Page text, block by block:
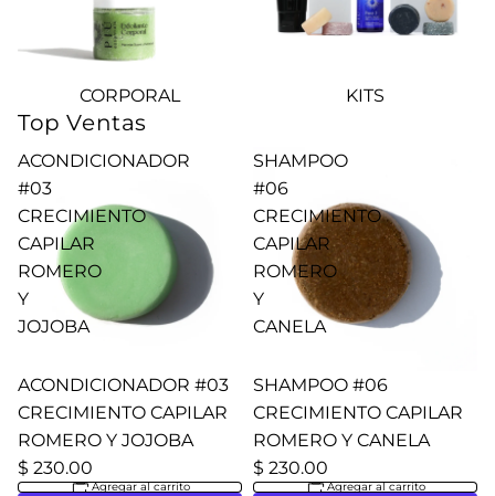
CORPORAL KITS
Top Ventas
ACONDICIONADOR
#03
CRECIMIENTO
CAPILAR
ROMERO
Y
JOJOBA
ACONDICIONADOR #03
CRECIMIENTO CAPILAR
ROMERO Y JOJOBA
$ 230.00
Agregar al carrito
SHAMPOO
#06
CRECIMIENTO
CAPILAR
ROMERO
Y
CANELA
SHAMPOO #06
CRECIMIENTO CAPILAR
ROMERO Y CANELA
$ 230.00
Agregar al carrito